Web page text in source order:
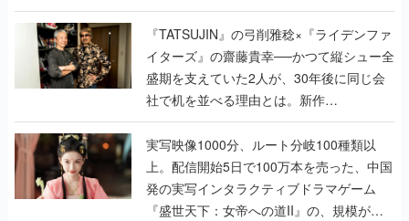
で作り込まれた理由を両ディレクターに聞
く
『TATSUJIN』の弓削雅稔×『ライデンファ
イターズ』の齋藤貴幸──かつて縦シュー全
盛期を支えていた2人が、30年後に同じ会
社で机を並べる理由とは。新作
『TATSUJIN EXTREME』で初タッグを組
んだレジェンド2人に訊く開発秘話
実写映像1000分、ルート分岐100種類以
上。配信開始5日で100万本を売った、中国
発の実写インタラクティブドラマゲーム
『盛世天下：女帝への道II』の、規模が違